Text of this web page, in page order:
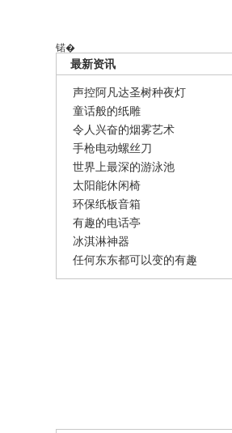
锘�
最新资讯
声控阿凡达圣树种夜灯
童话般的纸雕
令人兴奋的烟雾艺术
手枪电动螺丝刀
世界上最深的游泳池
太阳能休闲椅
环保纸板音箱
有趣的电话亭
冰淇淋神器
任何东东都可以变的有趣